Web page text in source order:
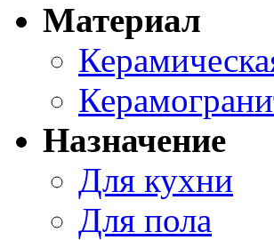
Материал
Назначение
Для кухни
Для пола